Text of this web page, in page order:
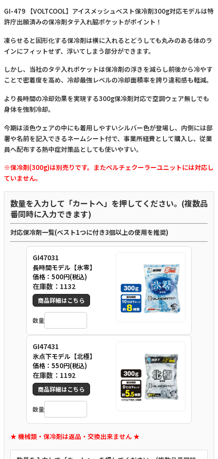
GI-479 【VOLTCOOL】アイスメッシュベスト保冷剤300g対応モデルは特
許庁出願済みの保冷剤タテ入れ脇ポケットがポイント！
凍らせると固形化する保冷剤は横に入れるとどうしても丸みのある体のラ
インにフィットせず、浮いてしまう部分ができます。
しかし、当社のタテ入れポケットは保冷剤の浮きを減らし前後から冷やす
ことで密着度を高め、冷却最強レベルの冷却面積率を誇り違和感も軽減。
より長時間の冷却効果を実現する300g保冷剤対応で空調ウェア無しでも
身体を強制冷却。
今期は淡色ウェアの中にも着用しやすいシルバー色が登場し、内側には部
署や名前を記入できるネームシート付で、事業所経費として購入し、従業
員へ配布する熱中症対策品としても使いやすい。
※保冷剤(300g)は別売りです。またペルチェクーラーユニットには対応し
ていません。
数量を入力して「カートへ」を押してください。(複数品
番同時に入力できます)
対応保冷剤一覧(ベスト1つに付き3個以上の使用を推奨)
GI47031
長時間モデル【氷零】
価格：500円(税込)
在庫数：1132
商品詳細はこちら
数量
GI47431
氷点下モデル【北極】
価格：550円(税込)
在庫数：1192
商品詳細はこちら
数量
★ 機械類・保冷剤は返品・交換出来ません ★